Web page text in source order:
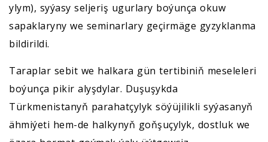
ylym), syýasy seljeriş ugurlary boýunça okuw
sapaklaryny we seminarlary geçirmäge gyzyklanma
bildirildi.
Taraplar sebit we halkara gün tertibiniň meseleleri
boýunça pikir alyşdylar. Duşuşykda
Türkmenistanyň parahatçylyk söýüjilikli syýasanyň
ähmiýeti hem-de halkynyň goňşuçylyk, dostluk we